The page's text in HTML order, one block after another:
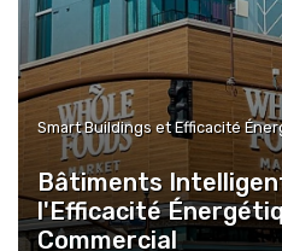
Smart Buildings et Efficacité
Bâtiments
l'Efficacité
Commercial